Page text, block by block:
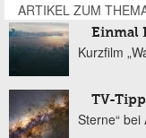
ARTIKEL ZUM
Einmal
Kurzfilm
TV-
Sterne“ bei